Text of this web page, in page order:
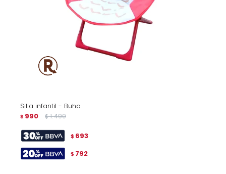
Silla infantil - Buho
$ 990 $ 1.490
$ 693
$ 792